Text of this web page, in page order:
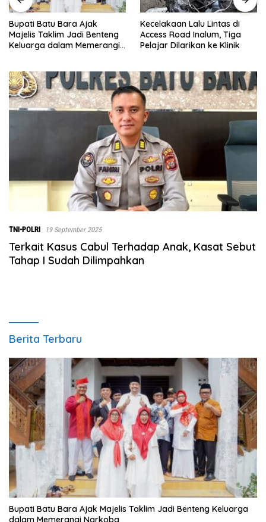
Kecelakaan Lalu Lintas di
Access Road Inalum, Tiga
Pelajar Dilarikan ke Klinik
Menjelang Penutupan TMMD
ke-129, Pasiter Kodim
0208/Asahan Cek Sarana Air
TNI-POLRI 19 September 2025
Terkait Kasus Cabul Terhadap Anak, Kasat Sebut
Tahap I Sudah Dilimpahkan
Berita Terbaru
Bupati Batu Bara Ajak Majelis Taklim Jadi Benteng Keluarga
dalam Memerangi Narkoba